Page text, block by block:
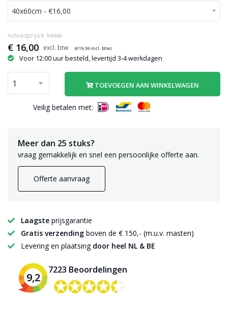
€ 16,00 (€19,36incl. btw)
Adviesprijs:€ 19,00
Voor 12:00 uur besteld, levertijd 3-4 werkdagen
TOEVOEGEN AAN WINKELWAGEN
Veilig betalen met:
Meer dan 25 stuks?
vraag gemakkelijk en snel een persoonlijke offerte aan.
Offerte aanvraag
Laagste prijsgarantie
Gratis verzending boven de € 150,- (m.u.v. masten)
Levering en plaatsing door heel NL & BE
9,2
7223 Beoordelingen
✪✪✪✪✪
✪✪✪✪✪